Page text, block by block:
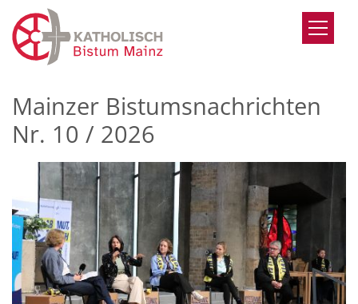
Zum Inhalt springen
Mainzer Bistumsnachrichten
Nr. 10 / 2026